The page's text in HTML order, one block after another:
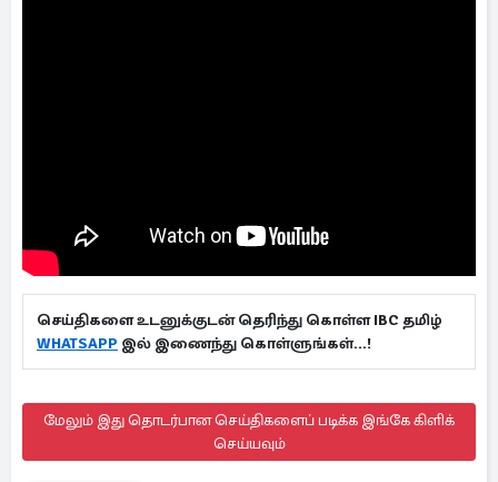
செய்திகளை உடனுக்குடன் தெரிந்து கொள்ள IBC தமிழ்
WHATSAPP இல் இணைந்து கொள்ளுங்கள்...!
மேலும் இது தொடர்பான செய்திகளைப் படிக்க இங்கே கிளிக்
செய்யவும்